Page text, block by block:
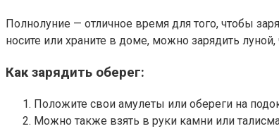
Полнолуние — отличное время для того, чтобы
носите или храните в доме, можно зарядить
Как зарядить оберег:
Положите свои амулеты или обереги на
Можно также взять в руки камни или